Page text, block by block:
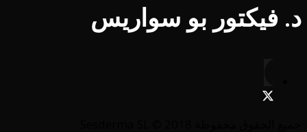
د. فيكتور بو سواريس